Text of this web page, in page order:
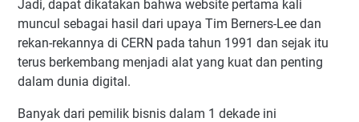
Jadi, dapat dikatakan bahwa website pertama kali
muncul sebagai hasil dari upaya Tim Berners-Lee dan
rekan-rekannya di CERN pada tahun 1991 dan sejak itu
terus berkembang menjadi alat yang kuat dan penting
dalam dunia digital.
Banyak dari pemilik bisnis dalam 1 dekade ini